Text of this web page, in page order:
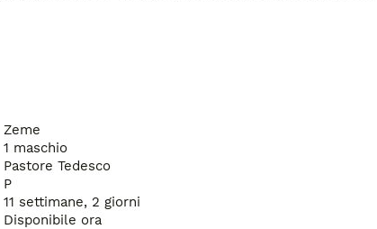
Zeme
1 maschio
Pastore Tedesco
P
11 settimane, 2 giorni
Disponibile ora